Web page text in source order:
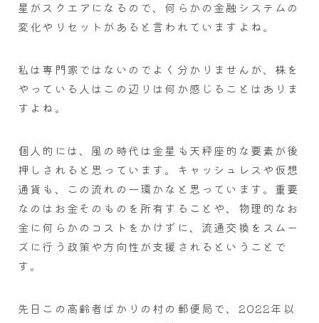
星がスクエアになるので、何らかの金融システムの
変化やリセットがあると言われていますよね。
私は専門家ではないのでよく分かりませんが、株を
やっている人はこの辺りは何か感じることはありま
すよね。
個人的には、風の時代は金星も天秤座的な要素が後
押しされると思っています。キャッシュレスや仮想
通貨も、この流れの一環かなと思っています。重要
なのはお金そのものを所有することや、物理的なお
金に何らかのコストをかけずに、流通交換をスムー
ズに行う政策や方向性が支援されるということで
す。
先日この高齢者ばかりの村の郵便局で、2022年以